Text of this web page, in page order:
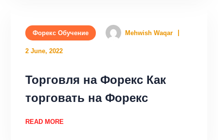
Форекс Обучение Mehwish Waqar
2 June, 2022
Торговля на Форекс Как
торговать на Форекс
READ MORE